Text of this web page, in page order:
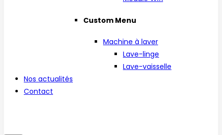
Custom Menu
Machine à laver
Lave-linge
Lave-vaisselle
Nos actualités
Contact